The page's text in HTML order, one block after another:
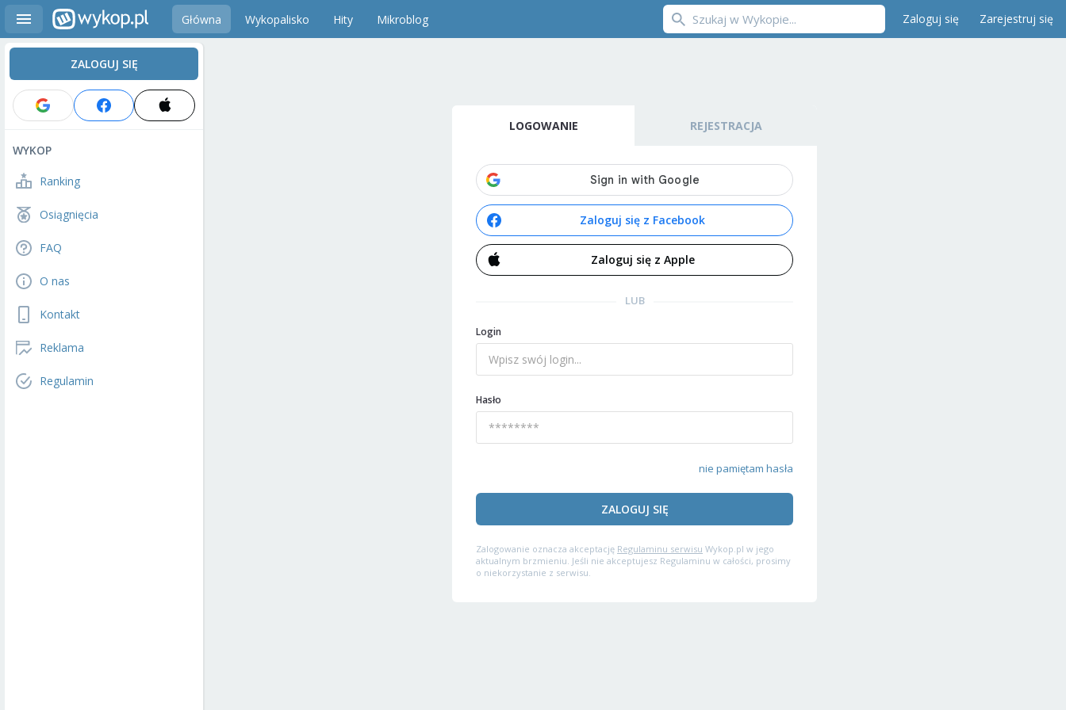
Główna Wykopalisko Hity Mikroblog Zaloguj się Zarejestruj się
ZALOGUJ SIĘ
WYKOP
Ranking
Osiągnięcia
FAQ
O nas
Kontakt
Reklama
Regulamin
LOGOWANIE REJESTRACJA
Zaloguj się z Facebook
Zaloguj się z Apple
LUB
Login
Hasło
nie pamiętam hasła
ZALOGUJ SIĘ
Zalogowanie oznacza akceptację Regulaminu serwisu Wykop.pl w jego
aktualnym brzmieniu. Jeśli nie akceptujesz Regulaminu w całości, prosimy
o niekorzystanie z serwisu.